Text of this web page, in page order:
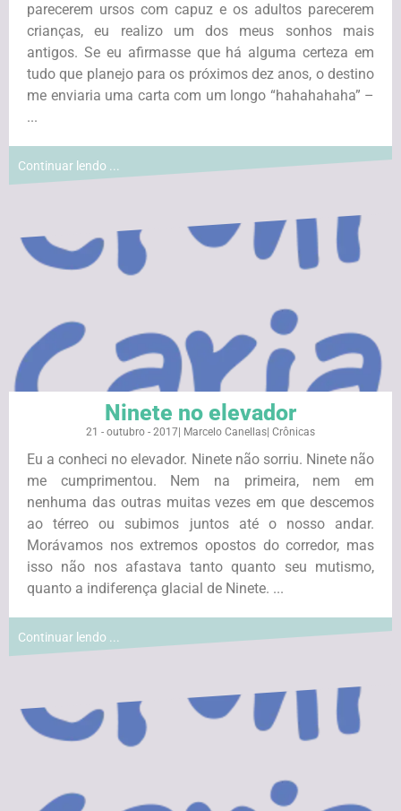
parecerem ursos com capuz e os adultos parecerem
crianças, eu realizo um dos meus sonhos mais
antigos. Se eu afirmasse que há alguma certeza em
tudo que planejo para os próximos dez anos, o destino
me enviaria uma carta com um longo “hahahahaha” –
...
Continuar lendo ...
Ninete no elevador
21 - outubro - 2017 Marcelo Canellas Crônicas
Eu a conheci no elevador. Ninete não sorriu. Ninete não
me cumprimentou. Nem na primeira, nem em
nenhuma das outras muitas vezes em que descemos
ao térreo ou subimos juntos até o nosso andar.
Morávamos nos extremos opostos do corredor, mas
isso não nos afastava tanto quanto seu mutismo,
quanto a indiferença glacial de Ninete. ...
Continuar lendo ...